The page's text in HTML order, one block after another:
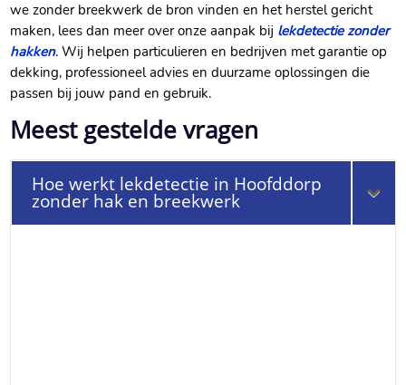
we zonder breekwerk de bron vinden en het herstel gericht
maken, lees dan meer over onze aanpak bij lekdetectie zonder
hakken.​ Wij helpen particulieren en bedrijven met garantie op
dekking, professioneel advies en duurzame oplossingen die
passen bij jouw pand en gebruik.​
Meest gestelde vragen
Hoe werkt lekdetectie in Hoofddorp
zonder hak en breekwerk